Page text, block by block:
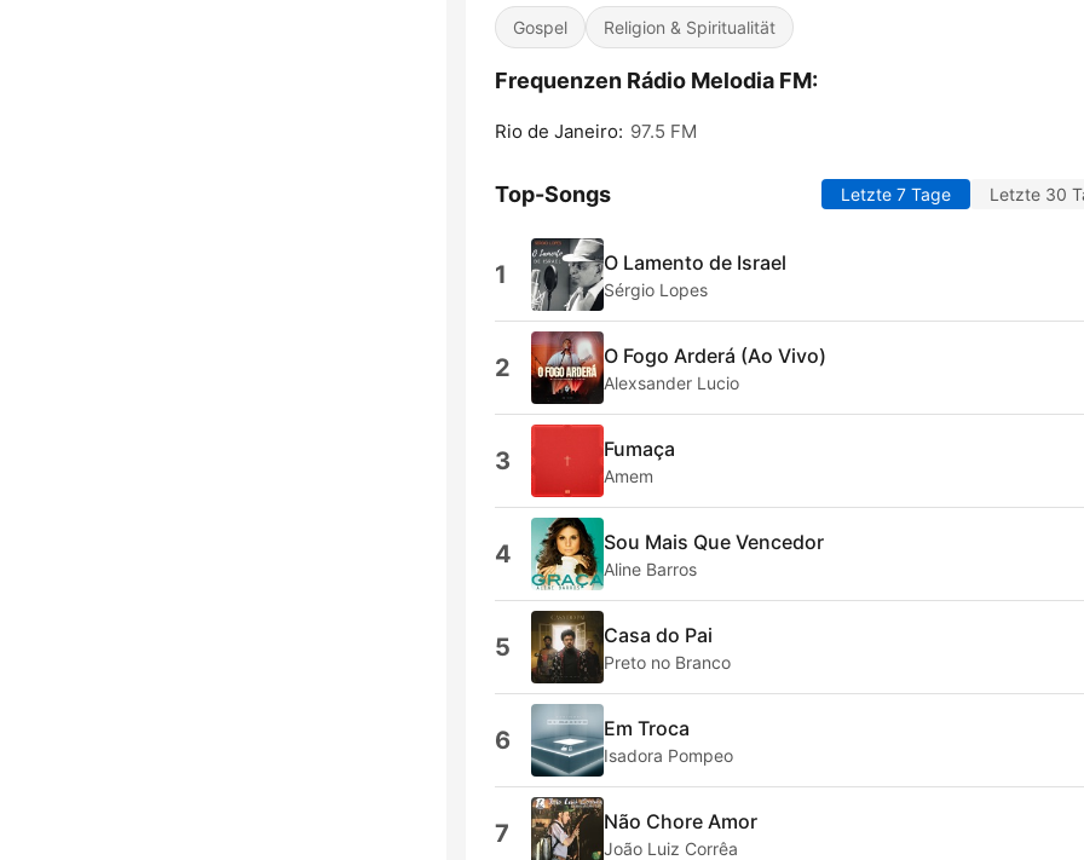
Gospel Religion & Spiritualität
Frequenzen Rádio Melodia FM:
Rio de Janeiro: 97.5 FM
Top-Songs Letzte 7 Tage Letzte 30
1 O Lamento de Israel
Sérgio Lopes
2 O Fogo Arderá (Ao Vivo)
Alexsander Lucio
3 Fumaça
Amem
4 Sou Mais Que Vencedor
Aline Barros
5 Casa do Pai
Preto no Branco
6 Em Troca
Isadora Pompeo
7 Não Chore Amor
João Luiz Corrêa